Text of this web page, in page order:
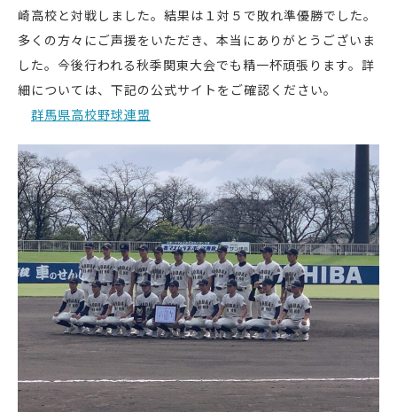
崎高校と対戦しました。結果は１対５で敗れ準優勝でした。
多くの方々にご声援をいただき、本当にありがとうございま
した。今後行われる秋季関東大会でも精一杯頑張ります。詳
細については、下記の公式サイトをご確認ください。
群馬県高校野球連盟